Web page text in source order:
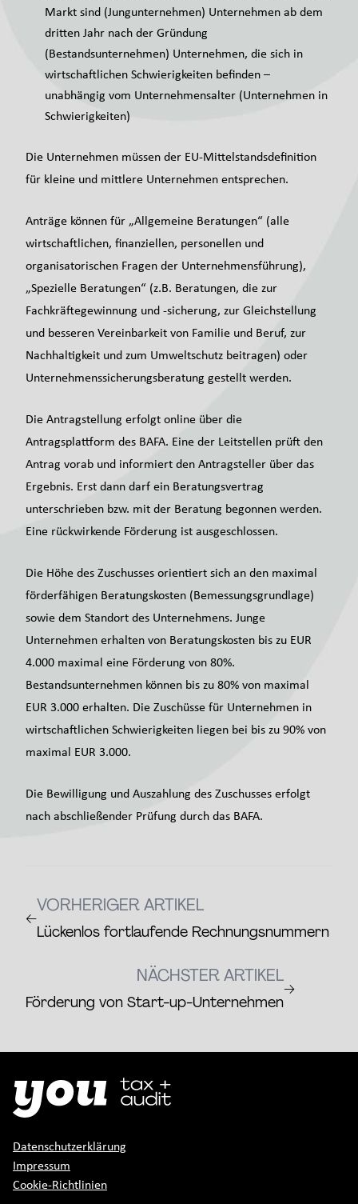
Markt sind (Jungunternehmen) Unternehmen ab dem
dritten Jahr nach der Gründung
(Bestandsunternehmen) Unternehmen, die sich in
wirtschaftlichen Schwierigkeiten befinden –
unabhängig vom Unternehmensalter (Unternehmen in
Schwierigkeiten)
Die Unternehmen müssen der EU-Mittelstandsdefinition
für kleine und mittlere Unternehmen entsprechen.
Anträge können für „Allgemeine Beratungen“ (alle
wirtschaftlichen, finanziellen, personellen und
organisatorischen Fragen der Unternehmensführung),
„Spezielle Beratungen“ (z.B. Beratungen, die zur
Fachkräftegewinnung und -sicherung, zur Gleichstellung
und besseren Vereinbarkeit von Familie und Beruf, zur
Nachhaltigkeit und zum Umweltschutz beitragen) oder
Unternehmenssicherungsberatung gestellt werden.
Die Antragstellung erfolgt online über die
Antragsplattform des BAFA. Eine der Leitstellen prüft den
Antrag vorab und informiert den Antragsteller über das
Ergebnis. Erst dann darf ein Beratungsvertrag
unterschrieben bzw. mit der Beratung begonnen werden.
Eine rückwirkende Förderung ist ausgeschlossen.
Die Höhe des Zuschusses orientiert sich an den maximal
förderfähigen Beratungskosten (Bemessungsgrundlage)
sowie dem Standort des Unternehmens. Junge
Unternehmen erhalten von Beratungskosten bis zu EUR
4.000 maximal eine Förderung von 80%.
Bestandsunternehmen können bis zu 80% von maximal
EUR 3.000 erhalten. Die Zuschüsse für Unternehmen in
wirtschaftlichen Schwierigkeiten liegen bei bis zu 90% von
maximal EUR 3.000.
Die Bewilligung und Auszahlung des Zuschusses erfolgt
nach abschließender Prüfung durch das BAFA.
←VORHERIGER ARTIKEL
Lückenlos fortlaufende Rechnungsnummern
NÄCHSTER ARTIKEL
Förderung von Start-up-Unternehmen
→
Datenschutzerklärung
Impressum
Cookie-Richtlinien